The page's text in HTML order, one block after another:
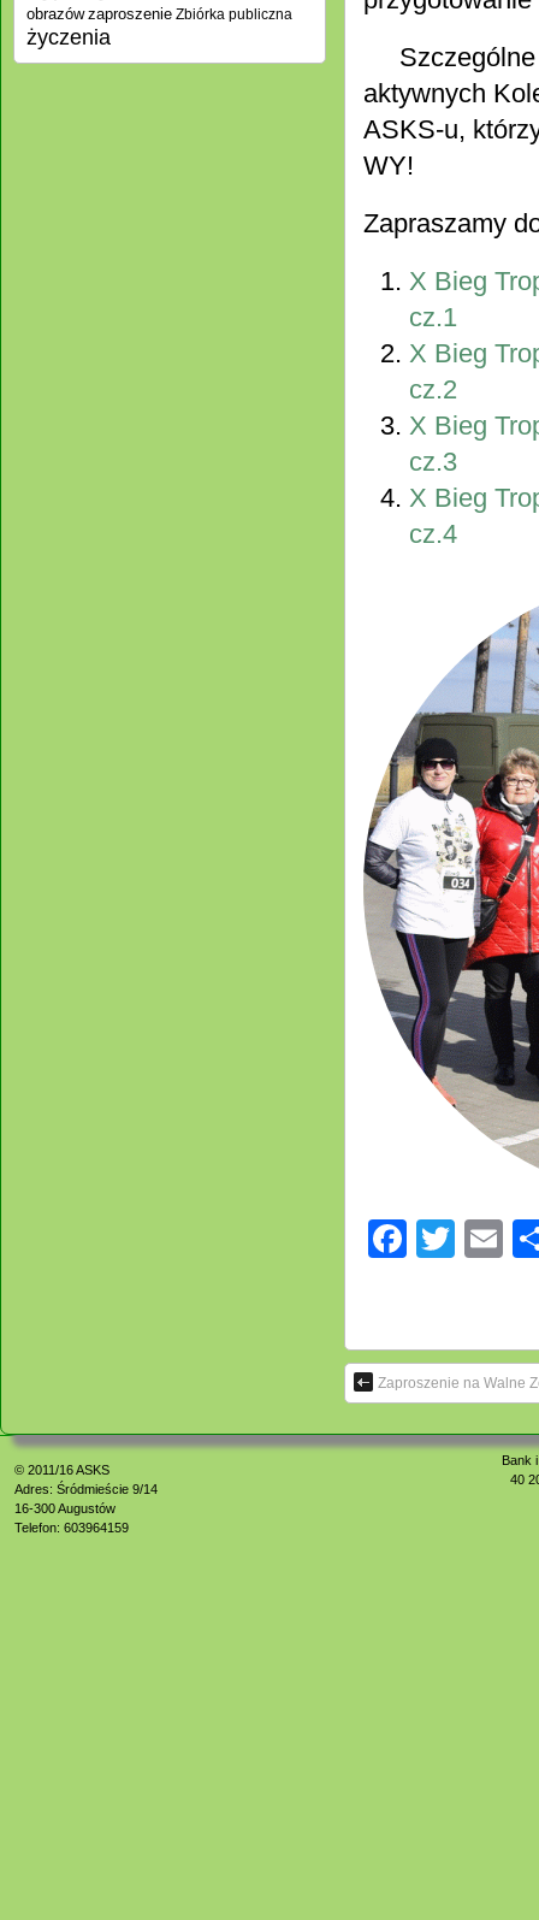
Szczególne
aktywnych
ASKS-u,
WY!
Zapraszamy
X Bieg
cz.1
X Bieg
cz.2
X Bieg
cz.3
X Bieg
cz.4
Zaproszenie na Walne
obrazów zaproszenie Zbiórka publiczna
życzenia
© 2011/16ASKS
Adres: Śródmieście 9/14
16-300 Augustów
Telefon: 603964159
Bank
40